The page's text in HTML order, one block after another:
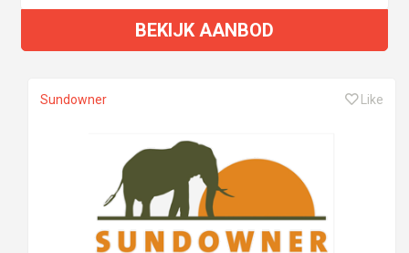
BEKIJK AANBOD
Sundowner Like